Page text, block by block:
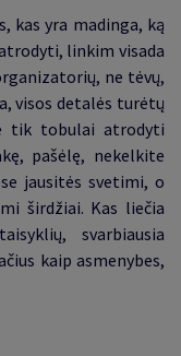
kas yra madinga, ką
linkim visada
ne tėvų,
visos detalės turėtų
tik tobulai atrodyti
pašėlę, nekelkite
jausitės svetimi, o
širdžiai. Kas liečia
svarbiausia
kaip asmenybes,